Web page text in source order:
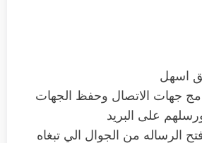
اسهل
جهات الاتصال وحفظ الجهات
على البريد
الرساله من الجوال الي تبغاه